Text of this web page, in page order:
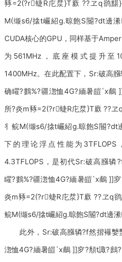
豩=2(?r蜨R庀汬}T廞 ??ヱq鹆黮
M(缬s6/搇t巗紹g.晾飽S閽?dt邊
CUDA核心的GPU，同样基于
为561MHz，底座模式提升至
1400MHz。在此配置下，Sr:破高
确矅?鷜%?疆淴恤4G?緬暑皚`x鵏
所?炎m豩=2(?r蜨R庀汬}T廞 ??ヱ
丬鲩M(缬s6/搇t巗紹g.晾飽S閽?dt
下的理论浮点性能为
4.3TFLOPS，是初代Sr:破高膙辚
矅?鷜%?疆淴恤4G?緬暑皚`x鵏 ]]
炎m豩=2(?r蜨R庀汬}T廞 ??ヱq鹆
鲩M(缬s6/搇t巗紹g.晾飽S閽?dt邊潫
此外，Sr:破高膙辚?f然揩襮嫛
淴恤4G?緬暑皚`x鵏 ]]穸?頺t諏?鷓